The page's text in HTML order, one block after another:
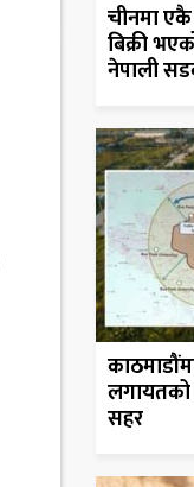
चीनमा एकै
बिक्री
नेपाली
लगायतको
सहर